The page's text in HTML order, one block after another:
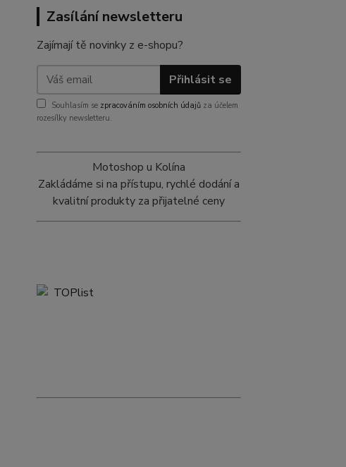
Zasílání newsletteru
Zajímají tě novinky z e-shopu?
Přihlásit se
Souhlasím se zpracováním osobních údajů za účelem
rozesílky newsletteru.
Motoshop u Kolína
Zakládáme si na přístupu, rychlé dodání a
kvalitní produkty za přijatelné ceny